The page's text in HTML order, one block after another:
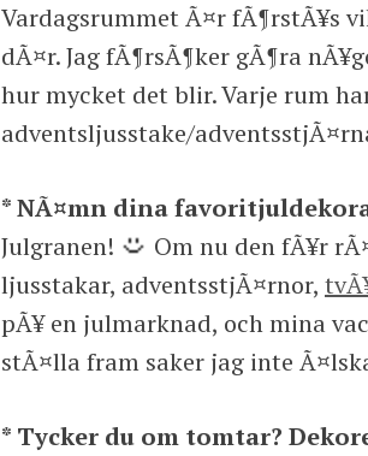
Vardagsrummet Ã¤r fÃ¶rstÃ¥s
dÃ¤r. Jag fÃ¶rsÃ¶ker gÃ¶ra
hur mycket det blir. Varje rum
adventsljusstake/
* NÃ¤mn dina
Julgranen!
Om nu den fÃ¥r
ljusstakar, adventsstjÃ¤rnor,
pÃ¥ en julmarknad, och mina
stÃ¤lla fram saker jag inte
* Tycker du om tomtar?